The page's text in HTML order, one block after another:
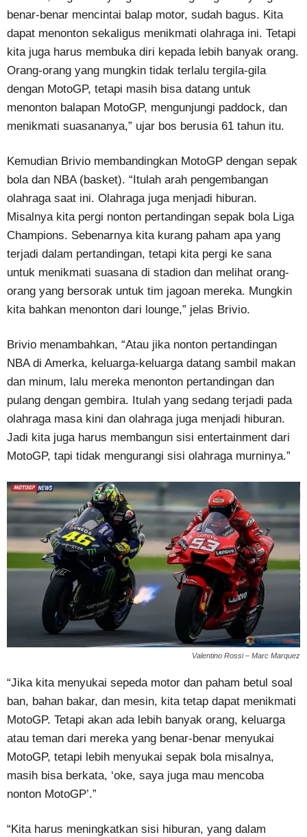
benar-benar mencintai balap motor, sudah bagus. Kita
dapat menonton sekaligus menikmati olahraga ini. Tetapi
kita juga harus membuka diri kepada lebih banyak orang.
Orang-orang yang mungkin tidak terlalu tergila-gila
dengan MotoGP, tetapi masih bisa datang untuk
menonton balapan MotoGP, mengunjungi paddock, dan
menikmati suasananya,” ujar bos berusia 61 tahun itu.
Kemudian Brivio membandingkan MotoGP dengan sepak
bola dan NBA (basket). “Itulah arah pengembangan
olahraga saat ini. Olahraga juga menjadi hiburan.
Misalnya kita pergi nonton pertandingan sepak bola Liga
Champions. Sebenarnya kita kurang paham apa yang
terjadi dalam pertandingan, tetapi kita pergi ke sana
untuk menikmati suasana di stadion dan melihat orang-
orang yang bersorak untuk tim jagoan mereka. Mungkin
kita bahkan menonton dari lounge,” jelas Brivio.
Brivio menambahkan, “Atau jika nonton pertandingan
NBA di Amerka, keluarga-keluarga datang sambil makan
dan minum, lalu mereka menonton pertandingan dan
pulang dengan gembira. Itulah yang sedang terjadi pada
olahraga masa kini dan olahraga juga menjadi hiburan.
Jadi kita juga harus membangun sisi entertainment dari
MotoGP, tapi tidak mengurangi sisi olahraga murninya.”
Valentino Rossi – Marc Marquez
“Jika kita menyukai sepeda motor dan paham betul soal
ban, bahan bakar, dan mesin, kita tetap dapat menikmati
MotoGP. Tetapi akan ada lebih banyak orang, keluarga
atau teman dari mereka yang benar-benar menyukai
MotoGP, tetapi lebih menyukai sepak bola misalnya,
masih bisa berkata, ‘oke, saya juga mau mencoba
nonton MotoGP’.”
“Kita harus meningkatkan sisi hiburan, yang dalam